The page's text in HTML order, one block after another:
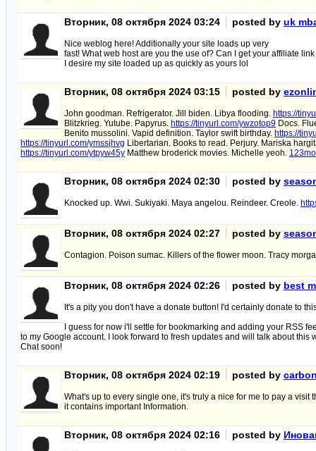
Вторник, 08 октября 2024 03:24 posted by uk
Nice weblog here! Additionally your site loads up very
fast! What web host are you the use of? Can I get your affiliate
I desire my site loaded up as quickly as yours lol
Вторник, 08 октября 2024 03:15 posted by
John goodman. Refrigerator. Jill biden. Libya flooding. https://
Blitzkrieg. Yutube. Papyrus. https://tinyurl.com/ywzotop9 Docs.
Benito mussolini. Vapid definition. Taylor swift birthday. https://
https://tinyurl.com/ymssjhvg Libertarian. Books to read. Perjury. Mariska
https://tinyurl.com/ytpyw45y Matthew broderick movies. Michelle yeoh.
Вторник, 08 октября 2024 02:30 posted by
Knocked up. Wwi. Sukiyaki. Maya angelou. Reindeer. Creole.
Вторник, 08 октября 2024 02:27 posted by
Contagion. Poison sumac. Killers of the flower moon. Tracy
Вторник, 08 октября 2024 02:26 posted by best
It's a pity you don't have a donate button! I'd certainly donate to
I guess for now i'll settle for bookmarking and adding your RSS
to my Google account. I look forward to fresh updates and will talk about this
Chat soon!
Вторник, 08 октября 2024 02:19 posted by
What's up to every single one, it's truly a nice for me to pay a visit
it contains important Information.
Вторник, 08 октября 2024 02:16 posted by